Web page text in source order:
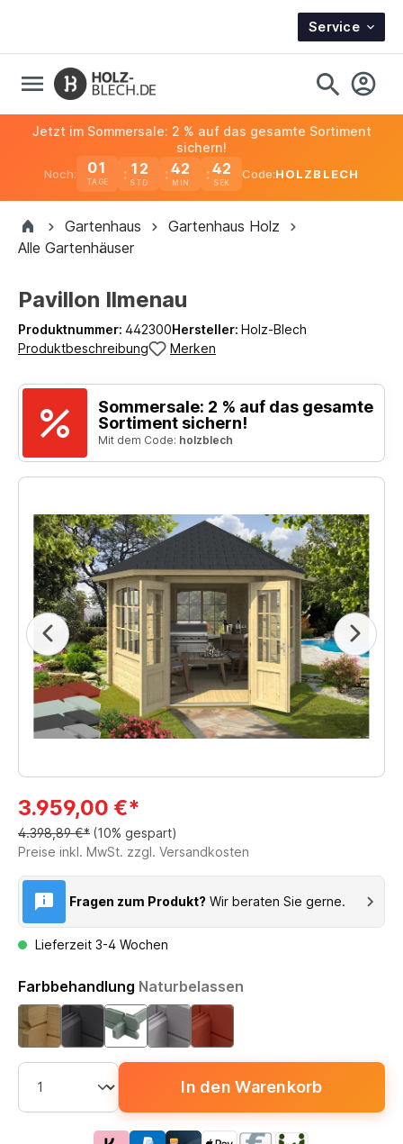
Service
Noch: 01
TAGE
12 42 42
Jetzt im Sommersale: 2 % auf das gesamte Sortiment
sichern!
Code:HOLZBLECH
Gartenhaus
Gartenhaus Holz
Alle Gartenhäuser
Pavillon Ilmenau
Produktnummer: 442300Hersteller: Holz-Blech
Produktbeschreibung
Merken
Sommersale: 2 % auf das gesamte
Sortiment sichern!
Mit dem Code: holzblech
3.959,00 €*
4.398,89 €* (10% gespart)
Preise inkl. MwSt. zzgl. Versandkosten
Fragen zum Produkt? Wir beraten Sie gerne.
Lieferzeit 3-4 Wochen
Farbbehandlung Naturbelassen
In den Warenkorb